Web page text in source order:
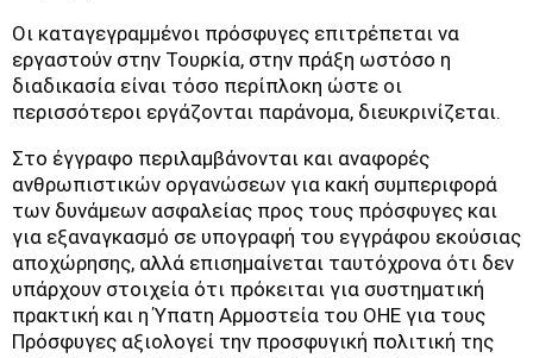
Οι καταγεγραμμένοι πρόσφυγες επιτρέπεται να
εργαστούν στην Τουρκία, στην πράξη ωστόσο η
διαδικασία είναι τόσο περίπλοκη ώστε οι
περισσότεροι εργάζονται παράνομα, διευκρινίζεται.
Στο έγγραφο περιλαμβάνονται και αναφορές
ανθρωπιστικών οργανώσεων για κακή συμπεριφορά
των δυνάμεων ασφαλείας προς τους πρόσφυγες και
για εξαναγκασμό σε υπογραφή του εγγράφου εκούσιας
αποχώρησης, αλλά επισημαίνεται ταυτόχρονα ότι δεν
υπάρχουν στοιχεία ότι πρόκειται για συστηματική
πρακτική και η Ύπατη Αρμοστεία του ΟΗΕ για τους
Πρόσφυγες αξιολογεί την προσφυγική πολιτική της